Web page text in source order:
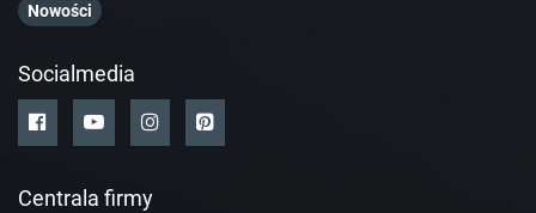
Nowości
Socialmedia
Centrala firmy